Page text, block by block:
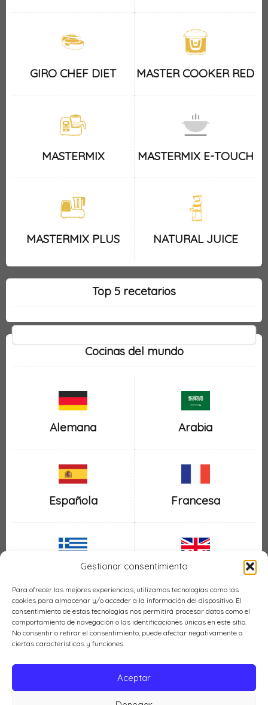
Gestionar consentimiento
Para ofrecer las mejores experiencias, utilizamos tecnologías como las
cookies para almacenar y/o acceder a la información del dispositivo. El
consentimiento de estas tecnologías nos permitirá procesar datos como el
comportamiento de navegación o las identificaciones únicas en este sitio.
No consentir o retirar el consentimiento, puede afectar negativamente a
ciertas características y funciones.
Aceptar
GIRO CHEF DIET MASTER COOKER RED
MASTERMIX MASTERMIX E-TOUCH
MASTERMIX PLUS NATURAL JUICE
Top 5 recetarios
Cocinas del mundo
Alemana Arabia
Española Francesa
Griega Inglesa
Italiana